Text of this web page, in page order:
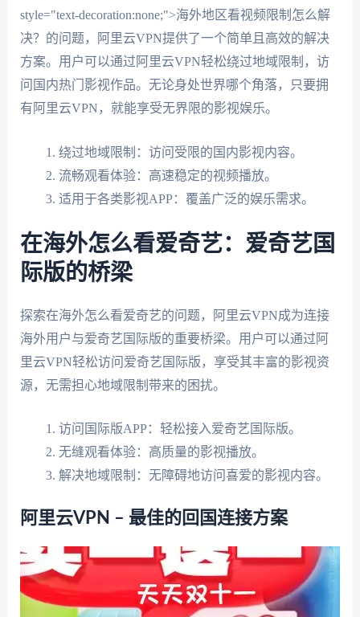
style="text-decoration:none;">海外地区看视频限制怎么解
决？的问题，阿里云VPN提供了一个简单且高效的解决
方案。用户可以通过阿里云VPN轻松绕过地域限制，访
问国内热门影视作品。无论身处世界哪个角落，只要拥
有阿里云VPN，就能享受无界限的影视娱乐。
绕过地域限制：访问受限的国内影视内容。
流畅观看体验：高速稳定的视频播放。
适用于各类影视APP：覆盖广泛的娱乐需求。
在海外怎么看爱奇艺：爱奇艺国
际版的桥梁
探索在海外怎么看爱奇艺的问题，阿里云VPN成为连接
海外用户与爱奇艺国际版的重要桥梁。用户可以通过阿
里云VPN轻松访问爱奇艺国际版，享受其丰富的影视资
源，无需担心地域限制带来的困扰。
访问国际版APP：轻松接入爱奇艺国际版。
无缝观看体验：高质量的影视播放。
解决地域限制：无障碍地访问喜爱的影视内容。
阿里云VPN – 最佳的回国连接方案